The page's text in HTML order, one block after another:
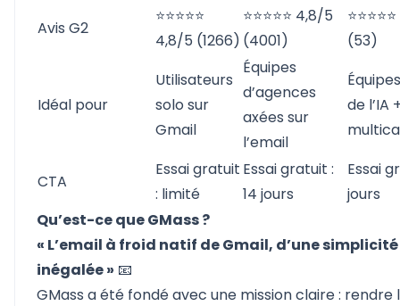
Avis G2
⭐⭐⭐⭐⭐
4,8/5 (1266)
⭐⭐⭐⭐⭐ 4,8/5
(4001)
(53)
Idéal pour
Utilisateurs
solo sur
Gmail
Équipes
d’agences
axées sur
l’email
de l’IA
CTA
Essai gratuit
: limité
Essai gratuit :
14 jours
Essai
jours
Qu’est-ce que GMass ?
« L’email à froid natif de Gmail, d’une simplicité
inégalée » 📧
GMass a été fondé avec une mission claire : rendre